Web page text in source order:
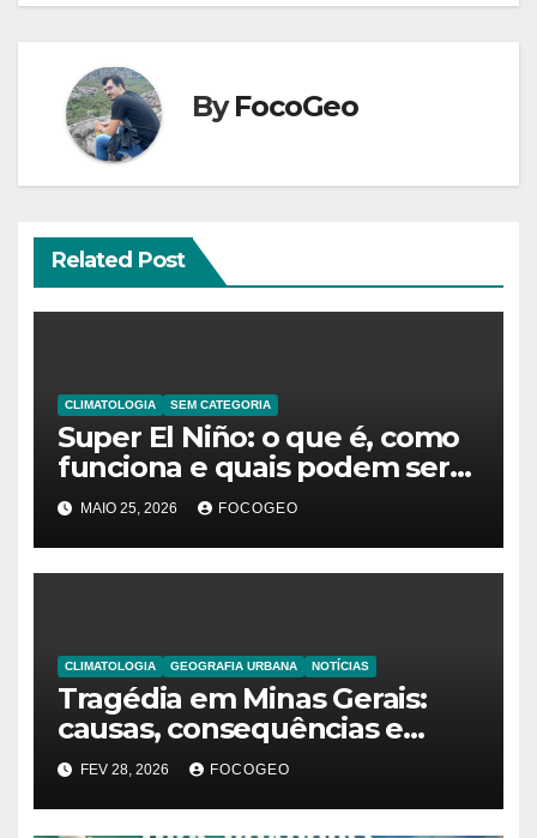
ByFocoGeo
Related Post
CLIMATOLOGIA SEM CATEGORIA
Super El Niño: o que é, como
funciona e quais podem ser
os impactos desse fenômeno
climático extremo no Brasil e
no mundo
MAIO 25, 2026 FOCOGEO
CLIMATOLOGIA GEOGRAFIA URBANA NOTÍCIAS
Tragédia em Minas Gerais:
causas, consequências e
explicação do fenômeno que
desencadeou as chuvas
extremas
FEV 28, 2026 FOCOGEO